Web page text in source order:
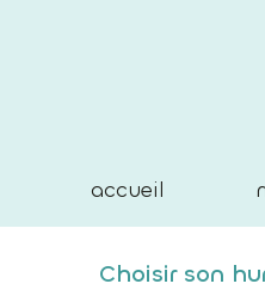
accueil
Choisir son